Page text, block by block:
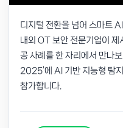
디지털 전환을 넘어 스마트
내외 OT 보안 전문기업이 제
공 사례를 한 자리에서 만나
2025’에 AI 기반 지능형 탐
참가합니다.